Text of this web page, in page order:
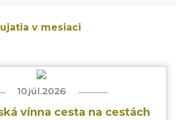
v mesiaci
10.júl.2026
vínna cesta na cestách